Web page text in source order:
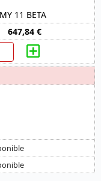
11 BETA
647,84 €